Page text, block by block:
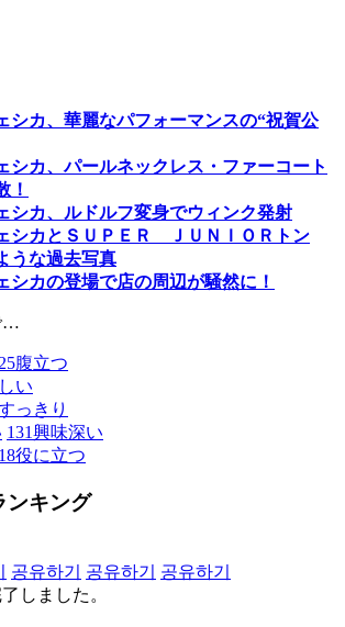
シカ、華麗なパフォーマンスの“祝賀公
シカ、パールネックレス・ファーコート
！
シカ、ルドルフ変身でウィンク発射
シカとＳＵＰＥＲ ＪＵＮＩＯＲトン
うな過去写真
シカの登場で店の周辺が騒然に！
…
腹立つ
い
っきり
131興味深い
18役に立つ
ンキング
공유하기 공유하기
공유하기
しました。